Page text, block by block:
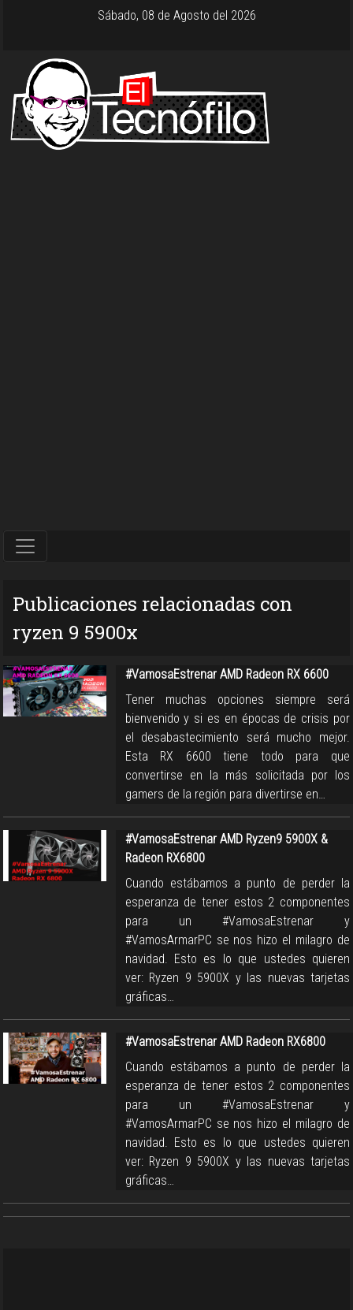
Sábado, 08 de Agosto del 2026
Publicaciones relacionadas con
ryzen 9 5900x
#VamosaEstrenar AMD Radeon RX 6600
Tener muchas opciones siempre será
bienvenido y si es en épocas de crisis por
el desabastecimiento será mucho mejor.
Esta RX 6600 tiene todo para que
convertirse en la más solicitada por los
gamers de la región para divertirse en…
#VamosaEstrenar AMD Ryzen9 5900X &
Radeon RX6800
Cuando estábamos a punto de perder la
esperanza de tener estos 2 componentes
para un #VamosaEstrenar y
#VamosArmarPC se nos hizo el milagro de
navidad. Esto es lo que ustedes quieren
ver: Ryzen 9 5900X y las nuevas tarjetas
gráficas…
#VamosaEstrenar AMD Radeon RX6800
Cuando estábamos a punto de perder la
esperanza de tener estos 2 componentes
para un #VamosaEstrenar y
#VamosArmarPC se nos hizo el milagro de
navidad. Esto es lo que ustedes quieren
ver: Ryzen 9 5900X y las nuevas tarjetas
gráficas…